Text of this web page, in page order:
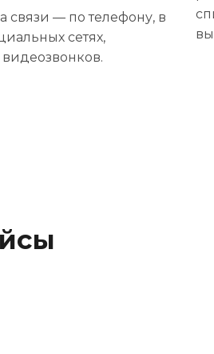
связи — по телефону, в
сетях,